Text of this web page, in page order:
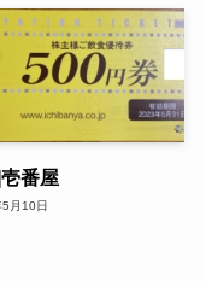
番屋
月10日